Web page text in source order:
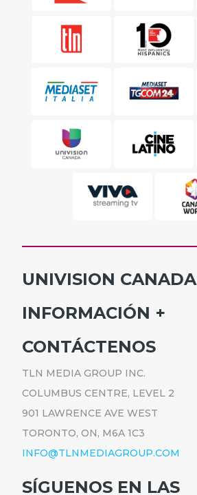
UNIVISION CANADA
INICIO
PROGRAMAS
INFORMACIÓN
SUSCRÍBETE
CARRERAS
POLÍTICA DE PRIVACIDAD
ACCESIBILIDAD
CONTÁCTENOS
TLN MEDIA GROUP INC.
COLUMBUS CENTRE, LEVEL 2
901 LAWRENCE AVE WEST
TORONTO, ON, M6A 1C3
INFO@TLNMEDIAGROUP.COM
SÍGUENOS EN LAS